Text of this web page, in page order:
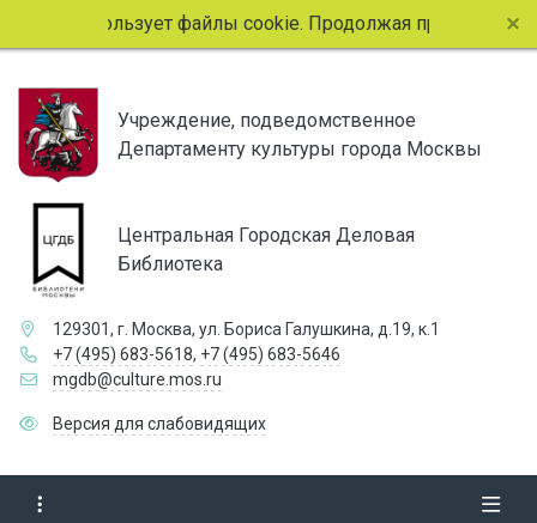
использует файлы cookie. Продолжая просмотр
Учреждение, подведомственное
Департаменту культуры города Москвы
Центральная Городская Деловая
Библиотека
129301, г. Москва, ул. Бориса Галушкина, д.19, к.1
+7 (495) 683-5618, +7 (495) 683-5646
mgdb@culture.mos.ru
Версия для слабовидящих